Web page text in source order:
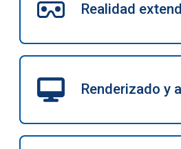
Realidad
Renderizado y